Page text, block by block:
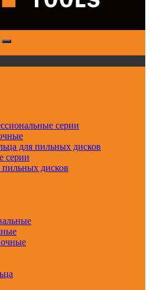
серии
для пильных дисков
серии
дисков